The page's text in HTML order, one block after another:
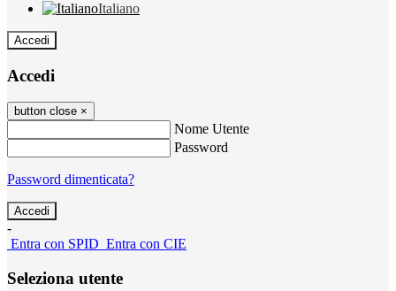
Italiano
Accedi
Accedi
button close ×
Nome Utente
Password
Password dimenticata?
-
Entra con SPID Entra con CIE
Seleziona utente